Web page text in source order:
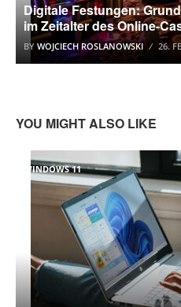
Digitale Festungen:
im Zeitalter des Online-
BY WOJCIECH ROSLANOWSKI 26.
YOU MIGHT ALSO LIKE
WINDOWS 11